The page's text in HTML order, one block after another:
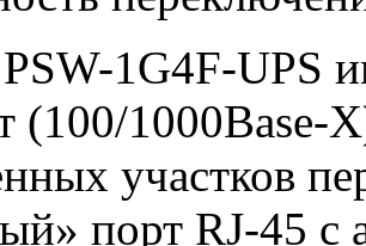
1G4F-UPS
(100/1000Base-
участков
порт RJ-45 с